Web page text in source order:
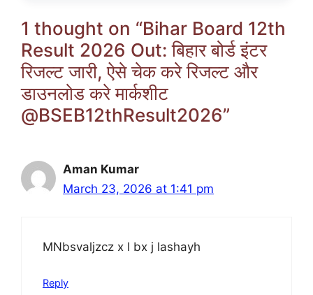
1 thought on “Bihar Board 12th
Result 2026 Out: बिहार बोर्ड इंटर
रिजल्ट जारी, ऐसे चेक करे रिजल्ट और
डाउनलोड करे मार्कशीट
@BSEB12thResult2026”
Aman Kumar
March 23, 2026 at 1:41 pm
MNbsvaljzcz x l bx j lashayh
Reply